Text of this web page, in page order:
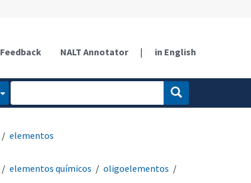
Feedback NALT Annotator | in English
elementos
elementos químicos
oligoelementos